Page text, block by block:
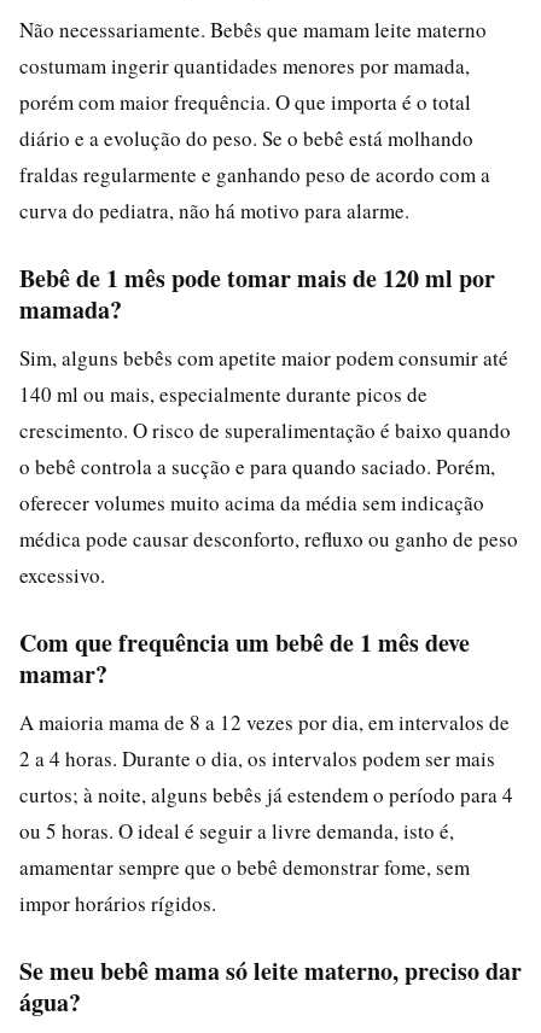
Não necessariamente. Bebês que mamam leite materno
costumam ingerir quantidades menores por mamada,
porém com maior frequência. O que importa é o total
diário e a evolução do peso. Se o bebê está molhando
fraldas regularmente e ganhando peso de acordo com a
curva do pediatra, não há motivo para alarme.
Bebê de 1 mês pode tomar mais de 120 ml por
mamada?
Sim, alguns bebês com apetite maior podem consumir até
140 ml ou mais, especialmente durante picos de
crescimento. O risco de superalimentação é baixo quando
o bebê controla a sucção e para quando saciado. Porém,
oferecer volumes muito acima da média sem indicação
médica pode causar desconforto, refluxo ou ganho de peso
excessivo.
Com que frequência um bebê de 1 mês deve
mamar?
A maioria mama de 8 a 12 vezes por dia, em intervalos de
2 a 4 horas. Durante o dia, os intervalos podem ser mais
curtos; à noite, alguns bebês já estendem o período para 4
ou 5 horas. O ideal é seguir a livre demanda, isto é,
amamentar sempre que o bebê demonstrar fome, sem
impor horários rígidos.
Se meu bebê mama só leite materno, preciso dar
água?